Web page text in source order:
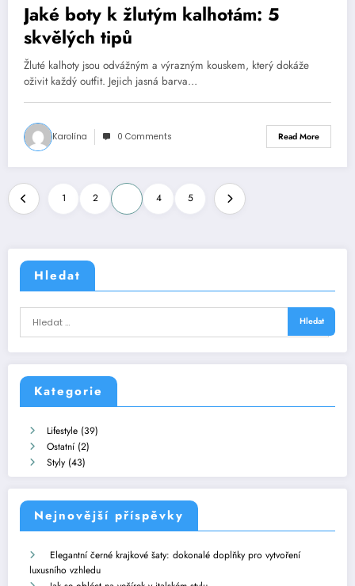
Jaké boty k žlutým kalhotám: 5
skvělých tipů
Žluté kalhoty jsou odvážným a výrazným kouskem, který dokáže
oživit každý outfit. Jejich jasná barva…
Karolína 0 Comments Read More
Stránkování
příspěvků
1 2 4 5
Hledat
Kategorie
Lifestyle (39)
Ostatní(2)
Styly (43)
Nejnovější příspěvky
Elegantní černé krajkové šaty: dokonalé doplňky pro vytvoření
luxusního vzhledu